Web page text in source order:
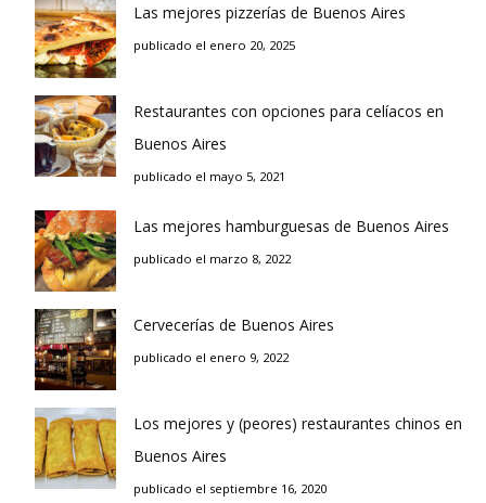
Las mejores pizzerías de Buenos Aires
publicado el enero 20, 2025
Restaurantes con opciones para celíacos en
Buenos Aires
publicado el mayo 5, 2021
Las mejores hamburguesas de Buenos Aires
publicado el marzo 8, 2022
Cervecerías de Buenos Aires
publicado el enero 9, 2022
Los mejores y (peores) restaurantes chinos en
Buenos Aires
publicado el septiembre 16, 2020